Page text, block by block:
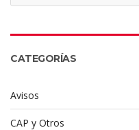
CATEGORÍAS
Avisos
CAP y Otros